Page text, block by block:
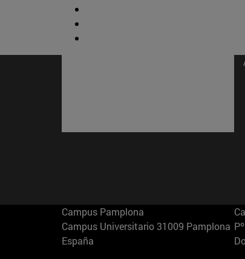
Campus Pamplona
Campus Universitario 31009 Pamplona
España